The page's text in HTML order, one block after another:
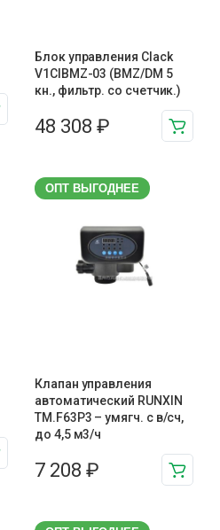
Блок управления Clack
V1CIBMZ-03 (BMZ/DM 5
кн., фильтр. со счетчик.)
48 308 ₽
ОПТ ВЫГОДНЕЕ
Клапан управления
автоматический RUNXIN
TM.F63P3 – умягч. с в/сч,
до 4,5 м3/ч
7 208 ₽